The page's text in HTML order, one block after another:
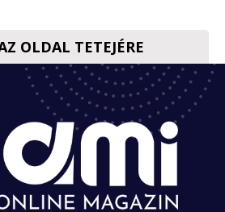
OLDAL TETEJÉRE